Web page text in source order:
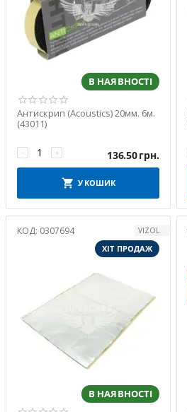
В НАЯВНОСТІ
Антискрип (Acoustics) 20мм. 6м.
(43011)
+
− 136.50грн.
У КОШИК
КОД: 0307694
VIZOL
ХІТ ПРОДАЖ
В НАЯВНОСТІ